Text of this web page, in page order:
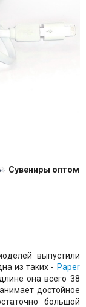
Сувениры оптом
выпустили
из таких - Paper
она всего 38
достойное
большой